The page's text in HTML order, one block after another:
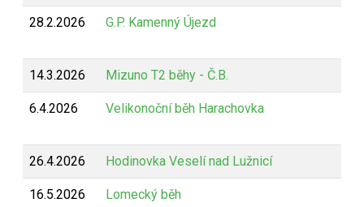
28.2.2026 G.P. Kamenný Újezd
14.3.2026 Mizuno T2 běhy - Č.B.
6.4.2026 Velikonoční běh Harachovka
26.4.2026 Hodinovka Veselí nad Lužnicí
16.5.2026 Lomecký běh